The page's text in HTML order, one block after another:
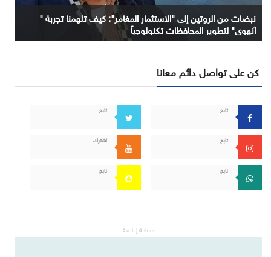
نبضات من الروتين إلى "الاستثمار المغامر": كيف تلهمنا تجربة "
آنهوي" لتطوير المحافظات تكنولوجياً
كن على تواصل دائم معانا
تابع تابع
تابع اشترك
تابع تابع
مساحة إعلانية